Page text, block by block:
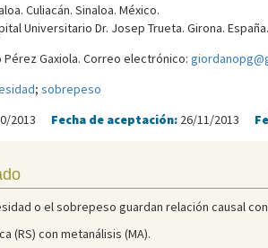
Culiacán. Sinaloa. México.
Universitario Dr. Josep Trueta. Girona. España.
Gaxiola. Correo electrónico:
; sobrepeso
2013 Fecha de aceptación: 26/11/2013
o el sobrepeso guardan relación causal
(RS) con metanálisis (MA).